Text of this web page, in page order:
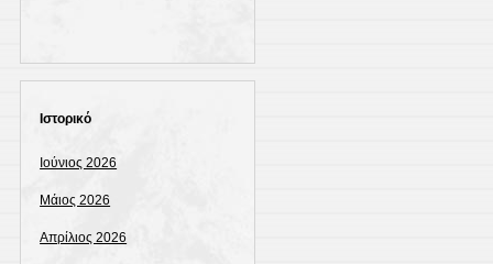
Ιστορικό
Ιούνιος 2026
Μάιος 2026
Απρίλιος 2026